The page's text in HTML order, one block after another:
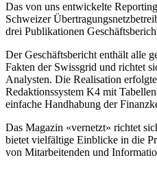
Das von uns entwickelte
Schweizer
drei Publikationen
Der Geschäftsbericht enthält alle
Fakten der Swissgrid und richtet
Analysten. Die Realisation
Redaktionssystem K4 mit
einfache Handhabung der
Das Magazin «vernetzt» richtet
bietet vielfältige Einblicke in die
von Mitarbeitenden und